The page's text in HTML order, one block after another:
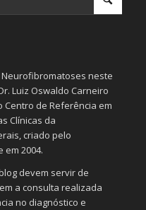
neste
Luiz Oswaldo Carneiro
Centro de Referência em
Clínicas da
criado pelo
em 2004.
devem servir de
a consulta realizada
no diagnóstico e